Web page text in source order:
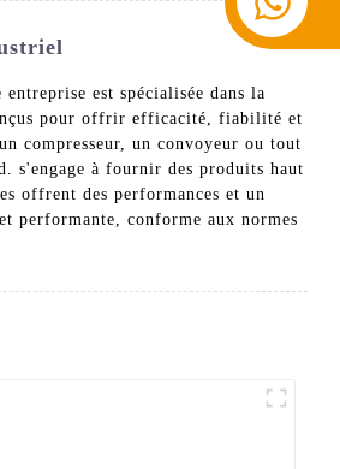
est spécialisée dans la
pour offrir efficacité, fiabilité et
compresseur, un convoyeur ou tout
s'engage à fournir des produits haut
offrent des performances et un
performante, conforme aux normes